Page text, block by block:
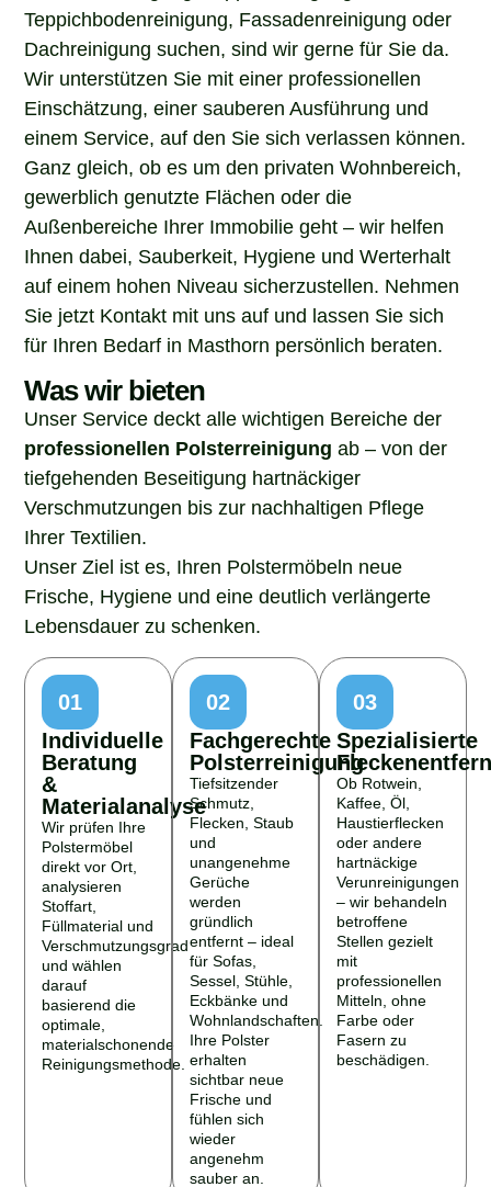
Teppichbodenreinigung, Fassadenreinigung oder
Dachreinigung suchen, sind wir gerne für Sie da.
Wir unterstützen Sie mit einer professionellen
Einschätzung, einer sauberen Ausführung und
einem Service, auf den Sie sich verlassen können.
Ganz gleich, ob es um den privaten Wohnbereich,
gewerblich genutzte Flächen oder die
Außenbereiche Ihrer Immobilie geht – wir helfen
Ihnen dabei, Sauberkeit, Hygiene und Werterhalt
auf einem hohen Niveau sicherzustellen. Nehmen
Sie jetzt Kontakt mit uns auf und lassen Sie sich
für Ihren Bedarf in Masthorn persönlich beraten.
Was wir bieten
Unser Service deckt alle wichtigen Bereiche der
professionellen Polsterreinigung ab – von der
tiefgehenden Beseitigung hartnäckiger
Verschmutzungen bis zur nachhaltigen Pflege
Ihrer Textilien.
Unser Ziel ist es, Ihren Polstermöbeln neue
Frische, Hygiene und eine deutlich verlängerte
Lebensdauer zu schenken.
01
Individuelle
Beratung
&
Materialanalyse
Wir prüfen Ihre
Polstermöbel
direkt vor Ort,
analysieren
Stoffart,
Füllmaterial und
Verschmutzungsgrad
und wählen
darauf
basierend die
optimale,
materialschonende
Reinigungsmethode.
02
Fachgerechte
Polsterreinigung
Tiefsitzender
Schmutz,
Flecken, Staub
und
unangenehme
Gerüche
werden
gründlich
entfernt – ideal
für Sofas,
Sessel, Stühle,
Eckbänke und
Wohnlandschaften.
Ihre Polster
erhalten
sichtbar neue
Frische und
fühlen sich
wieder
angenehm
sauber an.
03
Spezialisierte
Ob Rotwein,
Kaffee, Öl,
Haustierflecken
oder andere
hartnäckige
Verunreinigungen
– wir behandeln
betroffene
Stellen gezielt
mit
professionellen
Mitteln, ohne
Farbe oder
Fasern zu
beschädigen.